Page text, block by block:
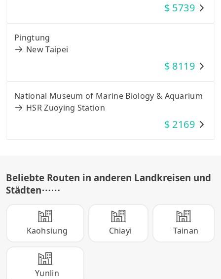
$ 5739
Pingtung
New Taipei
$ 8119
National Museum of Marine Biology & Aquarium
HSR Zuoying Station
$ 2169
Beliebte Routen in anderen Landkreisen und
Städten⋯⋯
Kaohsiung Chiayi Tainan
Yunlin